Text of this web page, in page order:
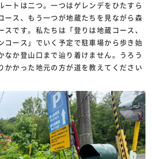
ートは二つ。一つはゲレンデをひたすら
ース、もう一つが地蔵たちを見ながら森
スです。私たちは「登りは地蔵コース、
コース」でいく予定で駐車場から歩き始
なか登山口まで辿り着けません。うろう
かかった地元の方が道を教えてください